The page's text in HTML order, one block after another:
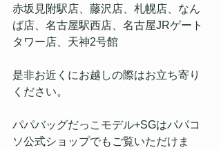
赤坂見附駅店、藤沢店、札幌店、なん
ば店、名古屋駅西店、名古屋JRゲート
タワー店、天神2号館
是非お近くにお越しの際はお立ち寄り
ください。
パパバッグだっこモデル+SGはパパコ
ソ公式ショップでもご覧いただけま